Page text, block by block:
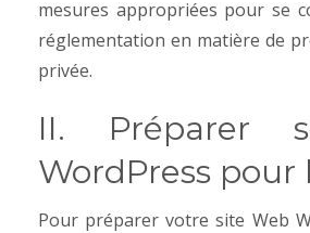
mesures appropriées pour se
réglementation en matière de
privée.
II. Préparer
WordPress pour
Pour préparer votre site Web